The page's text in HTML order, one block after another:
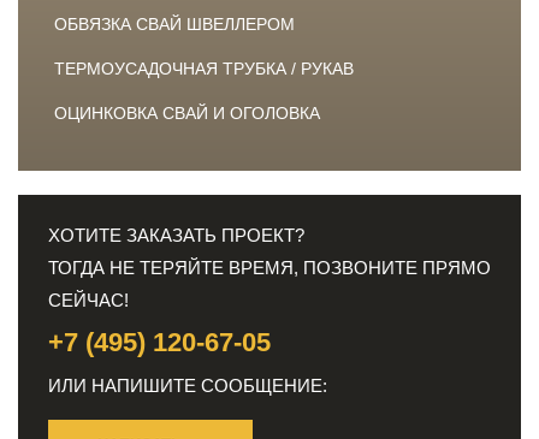
ОБВЯЗКА СВАЙ ШВЕЛЛЕРОМ
ТЕРМОУСАДОЧНАЯ ТРУБКА / РУКАВ
ОЦИНКОВКА СВАЙ И ОГОЛОВКА
ХОТИТЕ ЗАКАЗАТЬ ПРОЕКТ?
ТОГДА НЕ ТЕРЯЙТЕ ВРЕМЯ, ПОЗВОНИТЕ ПРЯМО
СЕЙЧАС!
+7 (495) 120-67-05
ИЛИ НАПИШИТЕ СООБЩЕНИЕ: